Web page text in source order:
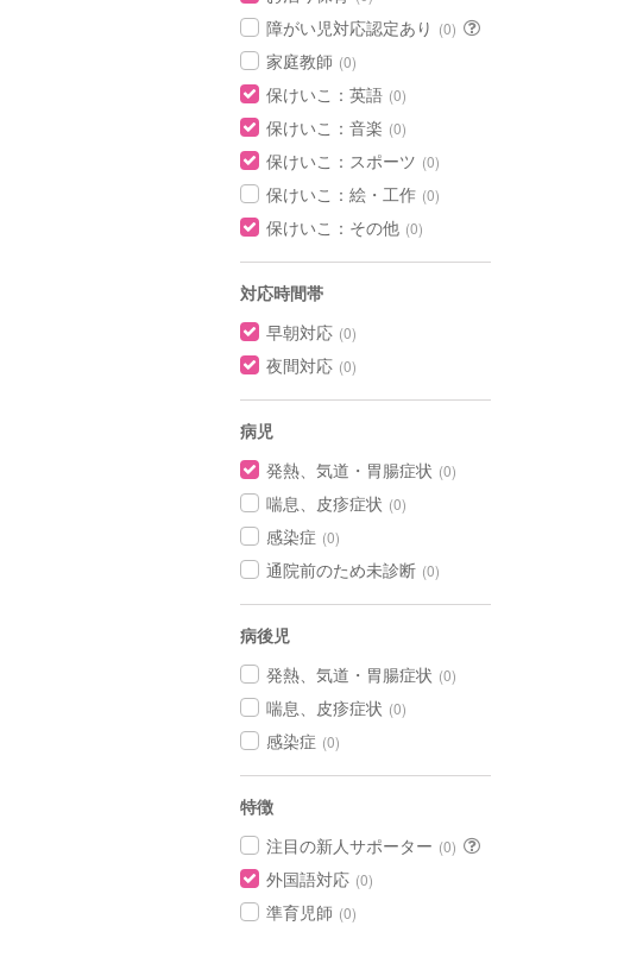
障がい児対応認定あり (0)
家庭教師 (0)
保けいこ：英語 (0)
保けいこ：音楽 (0)
保けいこ：スポーツ (0)
保けいこ：絵・工作 (0)
保けいこ：その他 (0)
対応時間帯
早朝対応 (0)
夜間対応 (0)
病児
発熱、気道・胃腸症状 (0)
喘息、皮疹症状 (0)
感染症 (0)
通院前のため未診断 (0)
病後児
発熱、気道・胃腸症状 (0)
喘息、皮疹症状 (0)
感染症 (0)
特徴
注目の新人サポーター (0)
外国語対応 (0)
準育児師 (0)